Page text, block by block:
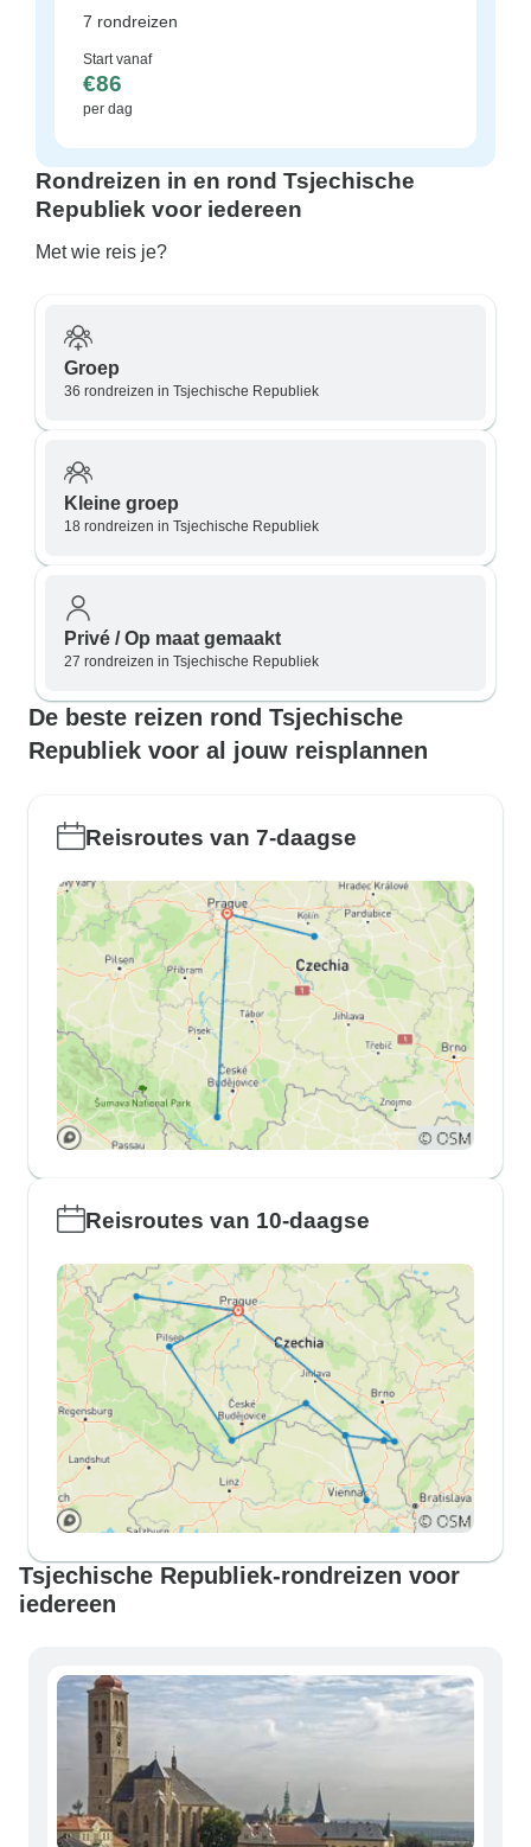
7 rondreizen
Start vanaf
€86
per dag
Rondreizen in en rond Tsjechische
Republiek voor iedereen
Met wie reis je?
Groep
36 rondreizen in Tsjechische Republiek
Kleine groep
18 rondreizen in Tsjechische Republiek
Privé / Op maat gemaakt
27 rondreizen in Tsjechische Republiek
De beste reizen rond Tsjechische
Republiek voor al jouw reisplannen
Reisroutes van 7-daagse
Reisroutes van 10-daagse
Tsjechische Republiek-rondreizen voor
iedereen